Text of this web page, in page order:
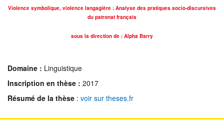
Violence symbolique, violence langagière : Analyse des pratiques socio-discursives
du patronat français
sous la direction de : Alpha Barry
Domaine : Linguistique
Inscription en thèse : 2017
Résumé de la thèse : voir sur theses.fr